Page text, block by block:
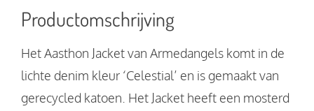
Productomschrijving
Het Aasthon Jacket van Armedangels komt in de
lichte denim kleur ‘Celestial’ en is gemaakt van
gerecycled katoen. Het Jacket heeft een mosterd